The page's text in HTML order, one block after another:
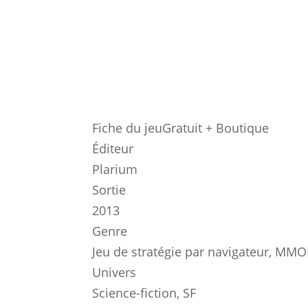
Fiche du jeuGratuit + Boutique
Éditeur
Plarium
Sortie
2013
Genre
Jeu de stratégie par navigateur,
Univers
Science-fiction, SF